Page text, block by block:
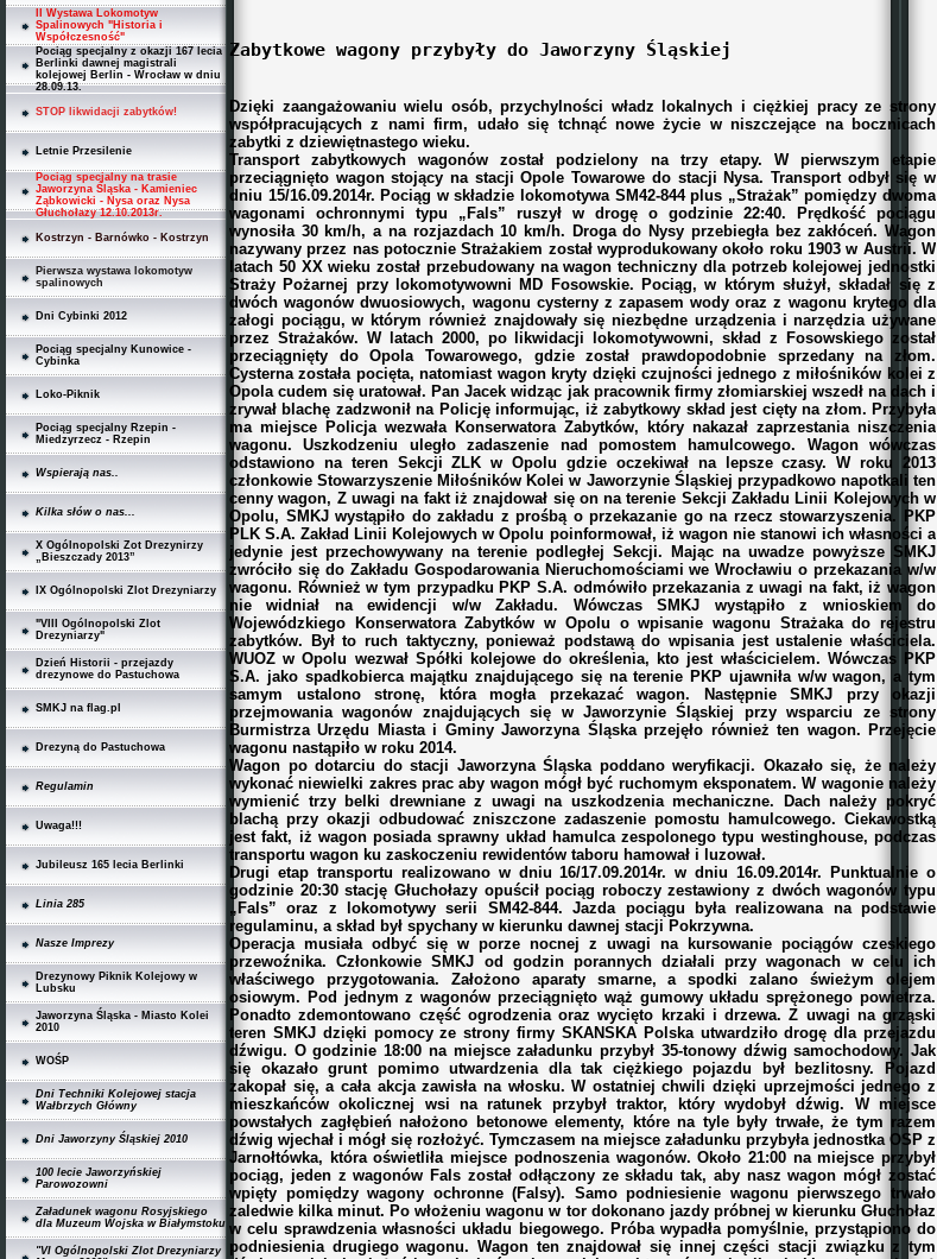
II Wystawa Lokomotyw
Spalinowych "Historia i
Współczesność"
Pociąg specjalny z okazji 167 lecia
Berlinki dawnej magistrali
kolejowej Berlin - Wrocław w dniu
28.09.13.
STOP likwidacji zabytków!
Letnie Przesilenie
Pociąg specjalny na trasie
Jaworzyna Śląska - Kamieniec
Ząbkowicki - Nysa oraz Nysa
Głuchołazy 12.10.2013r.
Kostrzyn - Barnówko - Kostrzyn
Pierwsza wystawa lokomotyw
spalinowych
Dni Cybinki 2012
Pociąg specjalny Kunowice -
Cybinka
Loko-Piknik
Pociąg specjalny Rzepin -
Miedzyrzecz - Rzepin
Wspierają nas..
Kilka słów o nas...
X Ogólnopolski Zot Drezynirzy
„Bieszczady 2013”
IX Ogólnopolski Zlot Drezyniarzy
"VIII Ogólnopolski Zlot
Drezyniarzy"
Dzień Historii - przejazdy
drezynowe do Pastuchowa
SMKJ na flag.pl
Drezyną do Pastuchowa
Regulamin
Uwaga!!!
Jubileusz 165 lecia Berlinki
Linia 285
Nasze Imprezy
Drezynowy Piknik Kolejowy w
Lubsku
Jaworzyna Śląska - Miasto Kolei
2010
WOŚP
Dni Techniki Kolejowej stacja
Wałbrzych Główny
Dni Jaworzyny Śląskiej 2010
100 lecie Jaworzyńskiej
Parowozowni
Załadunek wagonu Rosyjskiego
dla Muzeum Wojska w Białymstoku
"VI Ogólnopolski Zlot Drezyniarzy
Zabytkowe wagony przybyły do Jaworzyny Śląskiej
Dzięki zaangażowaniu wielu osób, przychylności władz lokalnych i ciężkiej pracy ze strony
współpracujących z nami firm, udało się tchnąć nowe życie w niszczejące na bocznicach
zabytki z dziewiętnastego wieku.
Transport zabytkowych wagonów został podzielony na trzy etapy. W pierwszym etapie
przeciągnięto wagon stojący na stacji Opole Towarowe do stacji Nysa. Transport odbył się w
dniu 15/16.09.2014r. Pociąg w składzie lokomotywa SM42-844 plus „Strażak” pomiędzy dwoma
wagonami ochronnymi typu „Fals” ruszył w drogę o godzinie 22:40. Prędkość pociągu
wynosiła 30 km/h, a na rozjazdach 10 km/h. Droga do Nysy przebiegła bez zakłóceń. Wagon
nazywany przez nas potocznie Strażakiem został wyprodukowany około roku 1903 w Austrii. W
latach 50 XX wieku został przebudowany na wagon techniczny dla potrzeb kolejowej jednostki
Straży Pożarnej przy lokomotywowni MD Fosowskie. Pociąg, w którym służył, składał się z
dwóch wagonów dwuosiowych, wagonu cysterny z zapasem wody oraz z wagonu krytego dla
załogi pociągu, w którym również znajdowały się niezbędne urządzenia i narzędzia używane
przez Strażaków. W latach 2000, po likwidacji lokomotywowni, skład z Fosowskiego został
przeciągnięty do Opola Towarowego, gdzie został prawdopodobnie sprzedany na złom.
Cysterna została pocięta, natomiast wagon kryty dzięki czujności jednego z miłośników kolei z
Opola cudem się uratował. Pan Jacek widząc jak pracownik firmy złomiarskiej wszedł na dach i
zrywał blachę zadzwonił na Policję informując, iż zabytkowy skład jest cięty na złom. Przybyła
ma miejsce Policja wezwała Konserwatora Zabytków, który nakazał zaprzestania niszczenia
wagonu. Uszkodzeniu uległo zadaszenie nad pomostem hamulcowego. Wagon wówczas
odstawiono na teren Sekcji ZLK w Opolu gdzie oczekiwał na lepsze czasy. W roku 2013
członkowie Stowarzyszenie Miłośników Kolei w Jaworzynie Śląskiej przypadkowo napotkali ten
cenny wagon, Z uwagi na fakt iż znajdował się on na terenie Sekcji Zakładu Linii Kolejowych w
Opolu, SMKJ wystąpiło do zakładu z prośbą o przekazanie go na rzecz stowarzyszenia. PKP
PLK S.A. Zakład Linii Kolejowych w Opolu poinformował, iż wagon nie stanowi ich własności a
jedynie jest przechowywany na terenie podległej Sekcji. Mając na uwadze powyższe SMKJ
zwróciło się do Zakładu Gospodarowania Nieruchomościami we Wrocławiu o przekazania w/w
wagonu. Również w tym przypadku PKP S.A. odmówiło przekazania z uwagi na fakt, iż wagon
nie widniał na ewidencji w/w Zakładu. Wówczas SMKJ wystąpiło z wnioskiem do
Wojewódzkiego Konserwatora Zabytków w Opolu o wpisanie wagonu Strażaka do rejestru
zabytków. Był to ruch taktyczny, ponieważ podstawą do wpisania jest ustalenie właściciela.
WUOZ w Opolu wezwał Spółki kolejowe do określenia, kto jest właścicielem. Wówczas PKP
S.A. jako spadkobierca majątku znajdującego się na terenie PKP ujawniła w/w wagon, a tym
samym ustalono stronę, która mogła przekazać wagon. Następnie SMKJ przy okazji
przejmowania wagonów znajdujących się w Jaworzynie Śląskiej przy wsparciu ze strony
Burmistrza Urzędu Miasta i Gminy Jaworzyna Śląska przejęło również ten wagon. Przejęcie
wagonu nastąpiło w roku 2014.
Wagon po dotarciu do stacji Jaworzyna Śląska poddano weryfikacji. Okazało się, że należy
wykonać niewielki zakres prac aby wagon mógł być ruchomym eksponatem. W wagonie należy
wymienić trzy belki drewniane z uwagi na uszkodzenia mechaniczne. Dach należy pokryć
blachą przy okazji odbudować zniszczone zadaszenie pomostu hamulcowego. Ciekawostką
jest fakt, iż wagon posiada sprawny układ hamulca zespolonego typu westinghouse, podczas
transportu wagon ku zaskoczeniu rewidentów taboru hamował i luzował.
Drugi etap transportu realizowano w dniu 16/17.09.2014r. w dniu 16.09.2014r. Punktualnie o
godzinie 20:30 stację Głuchołazy opuścił pociąg roboczy zestawiony z dwóch wagonów typu
„Fals” oraz z lokomotywy serii SM42-844. Jazda pociągu była realizowana na podstawie
regulaminu, a skład był spychany w kierunku dawnej stacji Pokrzywna.
Operacja musiała odbyć się w porze nocnej z uwagi na kursowanie pociągów czeskiego
przewoźnika. Członkowie SMKJ od godzin porannych działali przy wagonach w celu ich
właściwego przygotowania. Założono aparaty smarne, a spodki zalano świeżym olejem
osiowym. Pod jednym z wagonów przeciągnięto wąż gumowy układu sprężonego powietrza.
Ponadto zdemontowano część ogrodzenia oraz wycięto krzaki i drzewa. Z uwagi na grząski
teren SMKJ dzięki pomocy ze strony firmy SKANSKA Polska utwardziło drogę dla przejazdu
dźwigu. O godzinie 18:00 na miejsce załadunku przybył 35-tonowy dźwig samochodowy. Jak
się okazało grunt pomimo utwardzenia dla tak ciężkiego pojazdu był bezlitosny. Pojazd
zakopał się, a cała akcja zawisła na włosku. W ostatniej chwili dzięki uprzejmości jednego z
mieszkańców okolicznej wsi na ratunek przybył traktor, który wydobył dźwig. W miejsce
powstałych zagłębień nałożono betonowe elementy, które na tyle były trwałe, że tym razem
dźwig wjechał i mógł się rozłożyć. Tymczasem na miejsce załadunku przybyła jednostka OSP z
Jarnołtówka, która oświetliła miejsce podnoszenia wagonów. Około 21:00 na miejsce przybył
pociąg, jeden z wagonów Fals został odłączony ze składu tak, aby nasz wagon mógł zostać
wpięty pomiędzy wagony ochronne (Falsy). Samo podniesienie wagonu pierwszego trwało
zaledwie kilka minut. Po włożeniu wagonu w tor dokonano jazdy próbnej w kierunku Głuchołaz
w celu sprawdzenia własności układu biegowego. Próba wypadła pomyślnie, przystąpiono do
podniesienia drugiego wagonu. Wagon ten znajdował się innej części stacji związku z tym